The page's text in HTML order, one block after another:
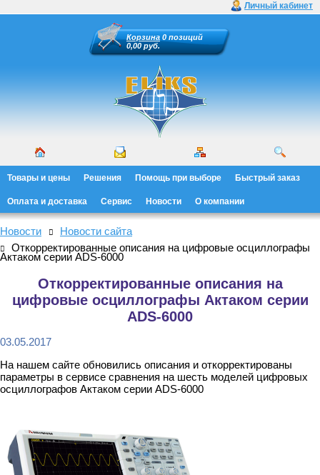
Личный кабинет
Корзина 0 позиций
0,00 руб.
Товары и цены Решения Помощь при выборе Быстрый заказ
Оплата и доставка Сервис Новости О компании
Новости
Новости сайта
Откорректированные описания на цифровые осциллографы
Актаком серии ADS-6000
Откорректированные описания на
цифровые осциллографы Актаком серии
ADS-6000
03.05.2017
На нашем сайте обновились описания и откорректированы
параметры в сервисе сравнения на шесть моделей цифровых
осциллографов Актаком серии ADS-6000